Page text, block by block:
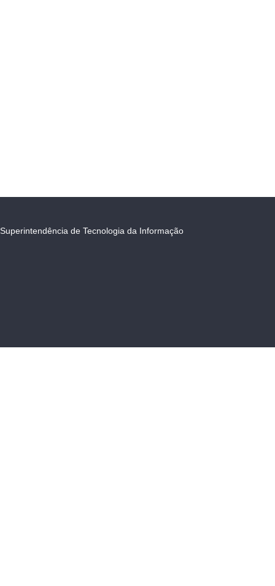
Superintendência de Tecnologia da Informação